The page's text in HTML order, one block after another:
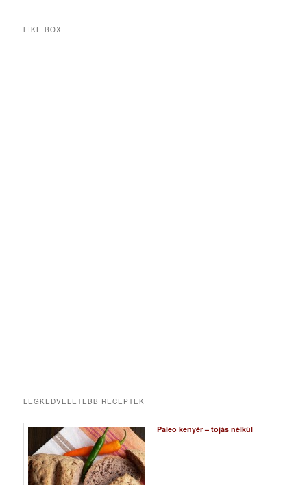
LIKE BOX
LEGKEDVELETEBB RECEPTEK
Paleo kenyér – tojás nélkül